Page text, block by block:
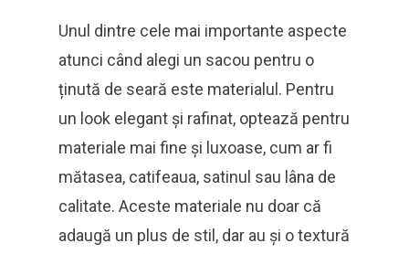
Unul dintre cele mai importante aspecte
atunci când alegi un sacou pentru o
ținută de seară este materialul. Pentru
un look elegant și rafinat, optează pentru
materiale mai fine și luxoase, cum ar fi
mătasea, catifeaua, satinul sau lâna de
calitate. Aceste materiale nu doar că
adaugă un plus de stil, dar au și o textură